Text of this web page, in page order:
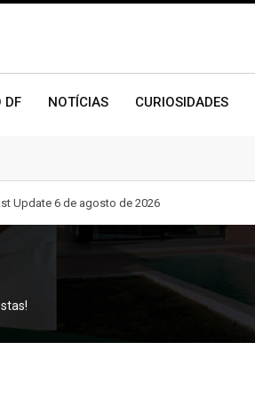
DF NOTÍCIAS CURIOSIDADES
Update 6 de agosto de 2026